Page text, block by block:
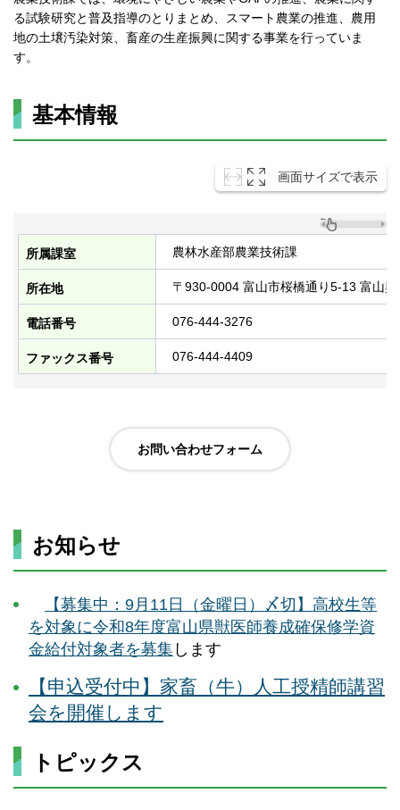
る試験研究と普及指導のとりまとめ、スマート農業の推進、農用
地の土壌汚染対策、畜産の生産振興に関する事業を行っていま
す。
基本情報
画面サイズで表示
所属課室 農林水産部農業技術課
所在地 〒930-0004 富山市桜橋通り5-13 富山
電話番号 076-444-3276
ファックス番号 076-444-4409
お知らせ
【募集中：9月11日（金曜日）〆切】高校生等
を対象に令和8年度富山県獣医師養成確保修学資
金給付対象者を募集 します
【申込受付中】家畜（牛）人工授精師講習
会を開催します
トピックス